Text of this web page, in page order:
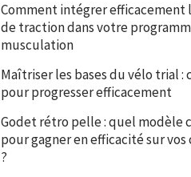
Comment intégrer efficacement
de traction dans votre
musculation
Maîtriser les bases du vélo trial :
pour progresser efficacement
Godet rétro pelle : quel modèle
pour gagner en efficacité sur vos
?